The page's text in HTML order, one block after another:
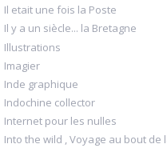
Il etait une fois la Poste
Il y a un siècle... la Bretagne
Illustrations
Imagier
Inde graphique
Indochine collector
Internet pour les nulles
Into the wild , Voyage au bout de